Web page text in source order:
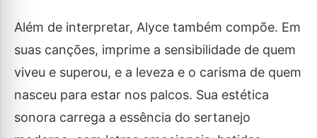
Além de interpretar, Alyce também compõe. Em
suas canções, imprime a sensibilidade de quem
viveu e superou, e a leveza e o carisma de quem
nasceu para estar nos palcos. Sua estética
sonora carrega a essência do sertanejo